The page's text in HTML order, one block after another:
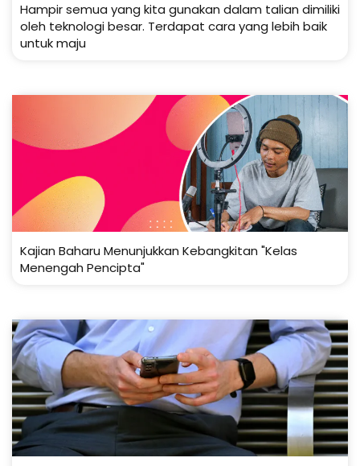
Hampir semua yang kita gunakan dalam talian dimiliki
oleh teknologi besar. Terdapat cara yang lebih baik
untuk maju
Kajian Baharu Menunjukkan Kebangkitan "Kelas
Menengah Pencipta"